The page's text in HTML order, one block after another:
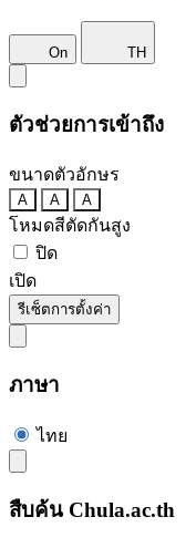
On TH
ตัวช่วยการเข้าถึง
ขนาดตัวอักษร
A A A
โหมดสีตัดกันสูง
ปิด
เปิด
รีเซ็ตการตั้งค่า
ภาษา
ไทย
สืบค้น Chula.ac.th